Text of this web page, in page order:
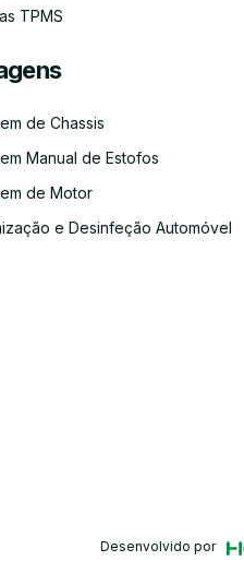
TPMS
de Chassis
Manual de Estofos
de Motor
e Desinfeção Automóvel
Desenvolvido por
Filtros
Emissões
de
Gases
(CO)